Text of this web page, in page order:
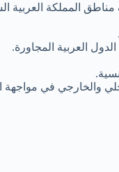
المملكة العربية
العربية المجاورة.
والخارجي في مواجهة